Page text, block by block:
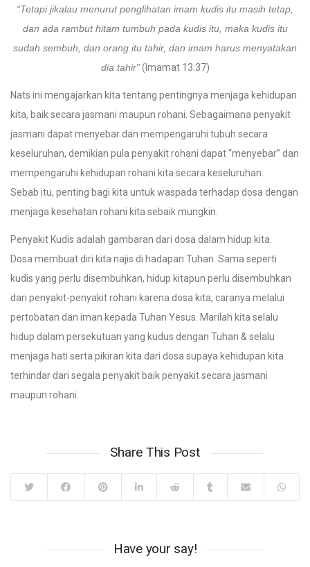
“Tetapi jikalau menurut penglihatan imam kudis itu masih tetap,
dan ada rambut hitam tumbuh pada kudis itu, maka kudis itu
sudah sembuh, dan orang itu tahir, dan imam harus menyatakan
dia tahir”(Imamat 13:37)
Nats ini mengajarkan kita tentang pentingnya menjaga kehidupan
kita, baik secara jasmani maupun rohani. Sebagaimana penyakit
jasmani dapat menyebar dan mempengaruhi tubuh secara
keseluruhan, demikian pula penyakit rohani dapat “menyebar” dan
mempengaruhi kehidupan rohani kita secara keseluruhan.
Sebab itu, penting bagi kita untuk waspada terhadap dosa dengan
menjaga kesehatan rohani kita sebaik mungkin.
Penyakit Kudis adalah gambaran dari dosa dalam hidup kita.
Dosa membuat diri kita najis di hadapan Tuhan. Sama seperti
kudis yang perlu disembuhkan, hidup kitapun perlu disembuhkan
dari penyakit-penyakit rohani karena dosa kita, caranya melalui
pertobatan dan iman kepada Tuhan Yesus. Marilah kita selalu
hidup dalam persekutuan yang kudus dengan Tuhan & selalu
menjaga hati serta pikiran kita dari dosa supaya kehidupan kita
terhindar dari segala penyakit baik penyakit secara jasmani
maupun rohani.
Share This Post
Have your say!